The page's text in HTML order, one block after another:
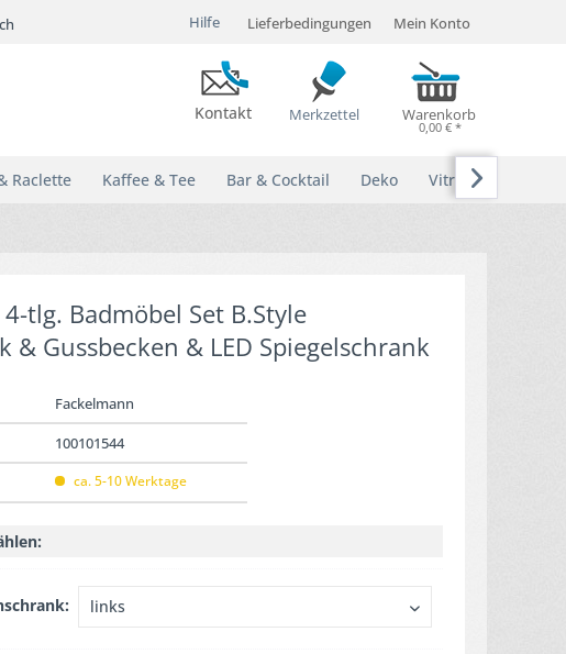
Hilfe Lieferbedingungen
Kontakt Merkzettel
Mein Konto
Warenkorb
0,00 € *
Raclette Kaffee & Tee Bar & Cocktail Deko Vitrinen

tlg. Badmöbel Set B.Style
& Gussbecken & LED Spiegelschrank
Fackelmann
100101544
ca. 5-10 Werktage